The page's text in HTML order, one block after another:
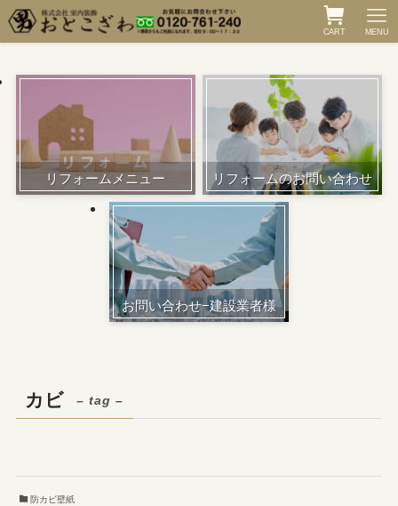
CART MENU
リフォームメニュー リフォームのお問い合わせ
お問い合わせ−建設業者様
カビ – tag –
防カビ壁紙